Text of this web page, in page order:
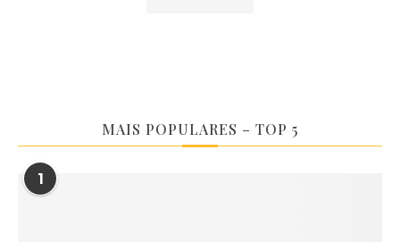
MAIS POPULARES – TOP 5
1